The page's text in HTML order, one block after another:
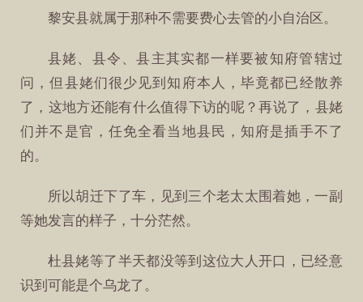
黎安县就属于那种不需要费心去管的小自治区。
县姥、县令、县主其实都一样要被知府管辖过
问，但县姥们很少见到知府本人，毕竟都已经散养
了，这地方还能有什么值得下访的呢？再说了，县姥
们并不是官，任免全看当地县民，知府是插手不了
的。
所以胡迁下了车，见到三个老太太围着她，一副
等她发言的样子，十分茫然。
杜县姥等了半天都没等到这位大人开口，已经意
识到可能是个乌龙了。